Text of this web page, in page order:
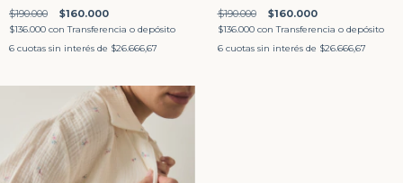
$190.000 $160.000
$136.000 con Transferencia o depósito
6 cuotas sin interés de $26.666,67
$190.000 $160.000
$136.000 con Transferencia o depósito
6 cuotas sin interés de $26.666,67